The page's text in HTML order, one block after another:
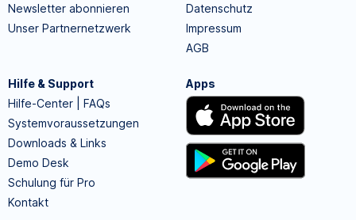
Newsletter abonnieren
Unser Partnernetzwerk
Datenschutz
Impressum
AGB
Hilfe & Support
Hilfe-Center | FAQs
Systemvoraussetzungen
Downloads & Links
Demo Desk
Schulung für Pro
Kontakt
Apps